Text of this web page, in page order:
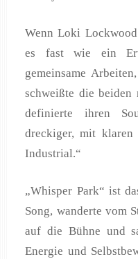
Wenn Loki
es fast wie ein
gemeinsame
schweißte die beiden
definierte ihren
dreckiger, mit klaren
Industrial.“
„Whisper Park“ ist
Song, wanderte vom
auf die Bühne und
Energie und